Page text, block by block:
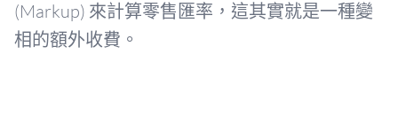
(Markup) 來計算零售匯率，這其實就是一種變
相的額外收費。